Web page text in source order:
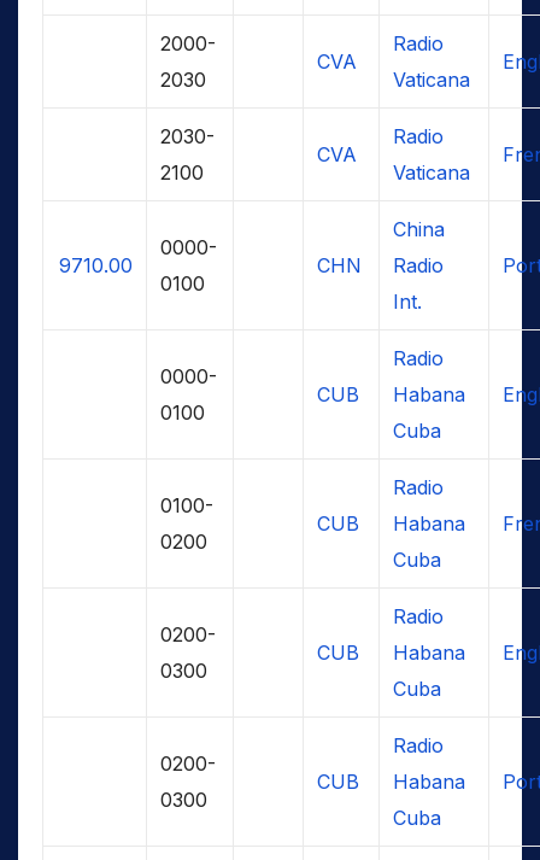
2000-
2030
CVA
Radio
Vaticana
2030-
2100
CVA
Radio
Vaticana
9710.00
0000-
0100
CHN
China
Radio
Int.
0000-
0100
CUB
Radio
Habana
Cuba
0100-
0200
CUB
Radio
Habana
Cuba
0200-
0300
CUB
Radio
Habana
Cuba
0200-
0300
CUB
Radio
Habana
Cuba